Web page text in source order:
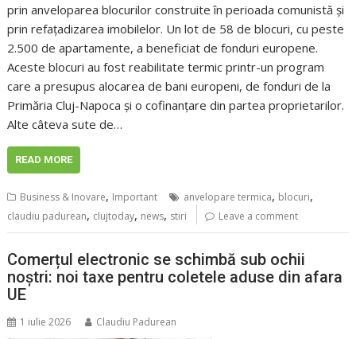
prin anveloparea blocurilor construite în perioada comunistă și
prin refațadizarea imobilelor. Un lot de 58 de blocuri, cu peste
2.500 de apartamente, a beneficiat de fonduri europene.
Aceste blocuri au fost reabilitate termic printr-un program
care a presupus alocarea de bani europeni, de fonduri de la
Primăria Cluj-Napoca și o cofinanțare din partea proprietarilor.
Alte câteva sute de…
READ MORE
Business & Inovare, Important anvelopare termica, blocuri,
claudiu padurean, clujtoday, news, stiri Leave a comment
Comerțul electronic se schimbă sub ochii
noștri: noi taxe pentru coletele aduse din afara
UE
1 iulie 2026 Claudiu Padurean